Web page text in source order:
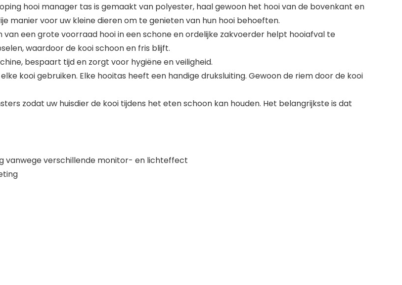
hooi manager tas is gemaakt van polyester, haal gewoon het hooi van de bovenkant en
manier voor uw kleine dieren om te genieten van hun hooi behoeften.
een grote voorraad hooi in een schone en ordelijke zakvoerder helpt hooiafval te
waardoor de kooi schoon en fris blijft.
bespaart tijd en zorgt voor hygiëne en veiligheid.
kooi gebruiken. Elke hooitas heeft een handige druksluiting. Gewoon de riem door de kooi
zodat uw huisdier de kooi tijdens het eten schoon kan houden. Het belangrijkste is dat
vanwege verschillende monitor- en lichteffect